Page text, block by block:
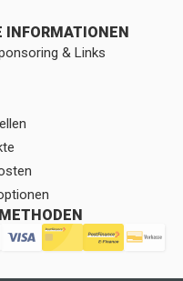
INFORMATIONEN
& Links